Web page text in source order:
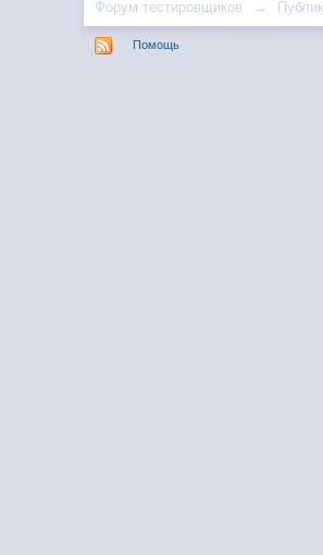
Форум тестировщиков →
Помощь